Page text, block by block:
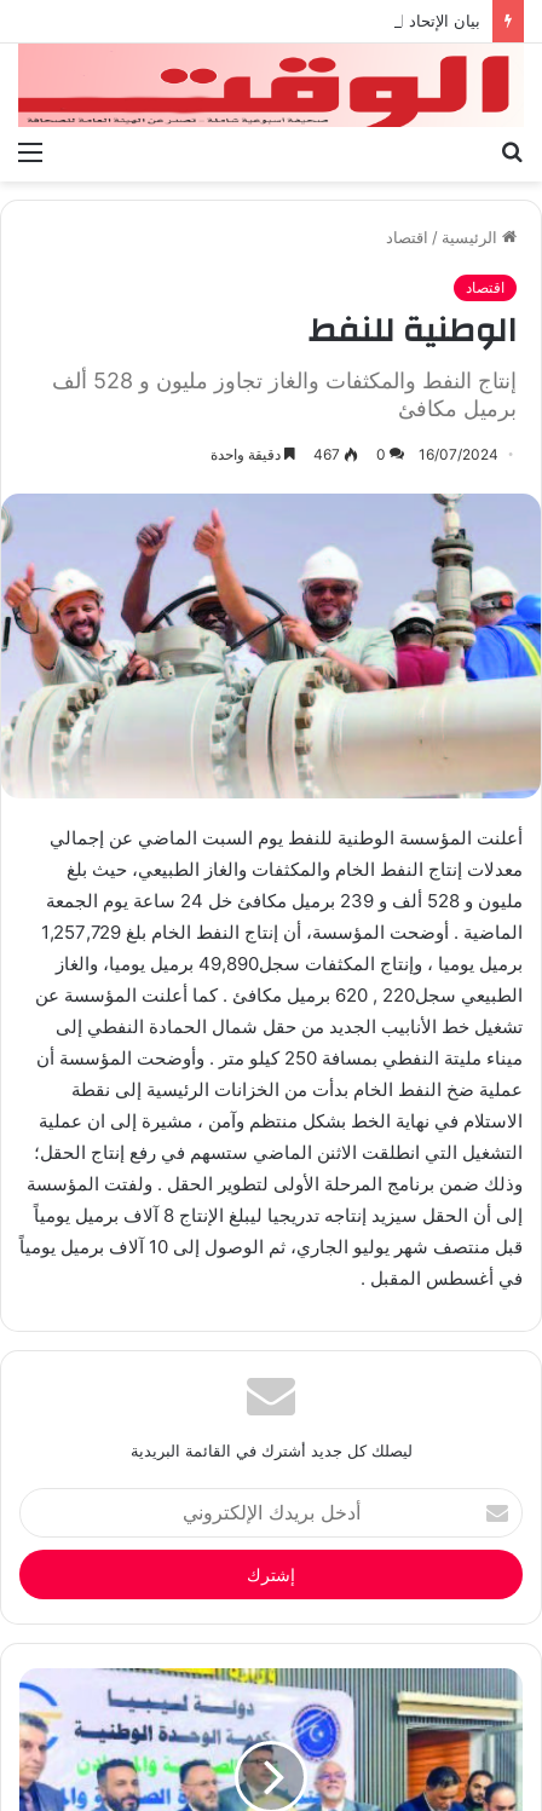
بيان الإتحاد الوطنى العام لعمال ليبيا
الرئيسية / اقتصاد
اقتصاد
الوطنية للنفط
إنتاج النفط والمكثفات والغاز تجاوز مليون و 528 ألف
برميل مكافئ
16/07/2024
0
467 دقيقة واحدة
أعلنت المؤسسة الوطنية للنفط يوم السبت الماضي عن إجمالي
معدلات إنتاج النفط الخام والمكثفات والغاز الطبيعي، حيث بلغ
مليون و 528 ألف و 239 برميل مكافئ خل 24 ساعة يوم الجمعة
الماضية . أوضحت المؤسسة، أن إنتاج النفط الخام بلغ 1,257,729
برميل يوميا ، وإنتاج المكثفات سجل49,890 برميل يوميا، والغاز
الطبيعي سجل220 , 620 برميل مكافئ . كما أعلنت المؤسسة عن
تشغيل خط الأنابيب الجديد من حقل شمال الحمادة النفطي إلى
ميناء مليتة النفطي بمسافة 250 كيلو متر . وأوضحت المؤسسة أن
عملية ضخ النفط الخام بدأت من الخزانات الرئيسية إلى نقطة
الاستلام في نهاية الخط بشكل منتظم وآمن ، مشيرة إلى ان عملية
التشغيل التي انطلقت الاثنن الماضي ستسهم في رفع إنتاج الحقل؛
وذلك ضمن برنامج المرحلة الأولى لتطوير الحقل . ولفتت المؤسسة
إلى أن الحقل سيزيد إنتاجه تدريجيا ليبلغ الإنتاج 8 آلاف برميل يومياً
قبل منتصف شهر يوليو الجاري، ثم الوصول إلى 10 آلاف برميل يومياً
في أغسطس المقبل .
ليصلك كل جديد أشترك في القائمة البريدية
أدخل
بريدك
الإلكتروني